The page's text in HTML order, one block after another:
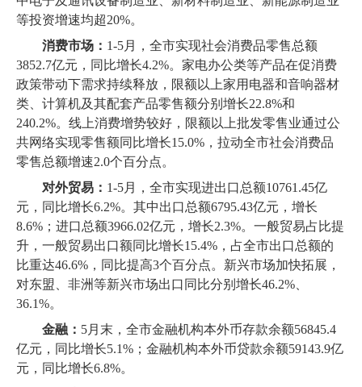
等投资增速均超20%。
消费市场： 1-5月，全市实现社会消费品零售总额
3852.7亿元，同比增长4.2%。家电办公类等产品在促消费
政策带动下需求持续释放，限额以上家用电器和音响器材
类、计算机及其配套产品零售额分别增长22.8%和
240.2%。线上消费增势较好，限额以上批发零售业通过公
共网络实现零售额同比增长15.0%，拉动全市社会消费品
零售总额增速2.0个百分点。
对外贸易： 1-5月，全市实现进出口总额10761.45亿
元，同比增长6.2%。其中出口总额6795.43亿元，增长
8.6%；进口总额3966.02亿元，增长2.3%。一般贸易占比提
升，一般贸易出口额同比增长15.4%，占全市出口总额的
比重达46.6%，同比提高3个百分点。新兴市场加快拓展，
对东盟、非洲等新兴市场出口同比分别增长46.2%、
36.1%。
金融： 5月末，全市金融机构本外币存款余额56845.4
亿元，同比增长5.1%；金融机构本外币贷款余额59143.9亿
元，同比增长6.8%。